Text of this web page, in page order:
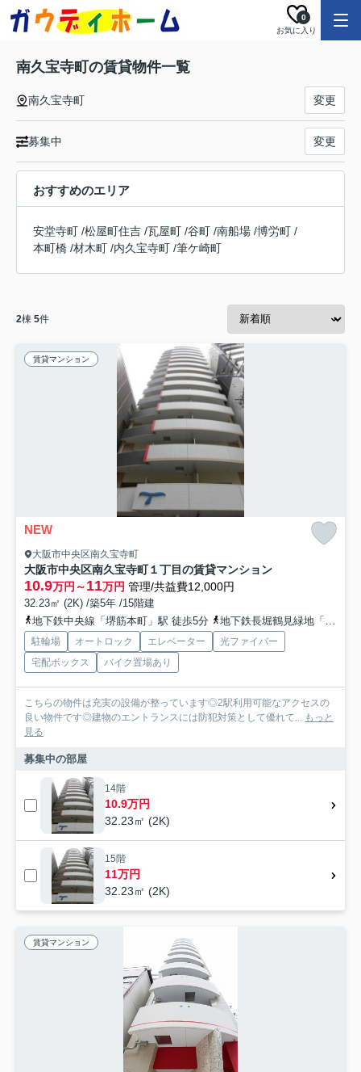
お気に入り
0
南久宝寺町の賃貸物件一覧
南久宝寺町 変更
募集中 変更
おすすめのエリア
安堂寺町 /松屋町住吉 /瓦屋町 /谷町 /南船場 /博労町 /
本町橋 /材木町 /内久宝寺町 /筆ケ崎町
2棟 5件
賃貸マンション
NEW
大阪市中央区南久宝寺町
大阪市中央区南久宝寺町１丁目の賃貸マンション
10.9万円～11万円 管理/共益費12,000円
32.23㎡ (2K) /築5年 /15階建
地下鉄中央線「堺筋本町」駅 徒歩5分
地下鉄長堀鶴見緑地「松屋町」駅 徒歩7分
駐輪場 オートロック エレベーター
光ファイバー
宅配ボックス
バイク置場あり
こちらの物件は充実の設備が整っています◎2駅利用可能なアクセスの
良い物件です◎建物のエントランスには防犯対策として優れて... もっと
見る
募集中の部屋
14階
10.9万円
32.23㎡ (2K)
15階
11万円
32.23㎡ (2K)
賃貸マンション